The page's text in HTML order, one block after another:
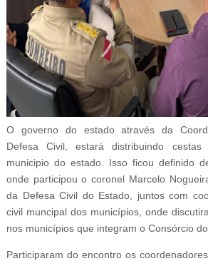
O governo do estado através da
Defesa Civil, estará distribuindo
municipio do estado. Isso ficou definido
onde participou o coronel Marcelo
da Defesa Civil do Estado, juntos com
civil muncipal dos municípios, onde
nos municípios que integram o Consórcio do
Participaram do encontro os